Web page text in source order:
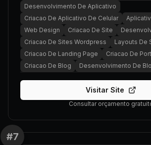
Desenvolvimento De Aplicativo
Criacao De Aplicativo De Celular
Web Design
Criacao De Site
Criacao De Sites Wordpress
Layouts De
Criacao De Landing Page
Criacao De
Criacao De Blog
Desenvolvimento De
Visitar Site
Consultar orçamento
#7